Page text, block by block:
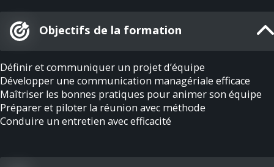
Objectifs de la formation
Définir et communiquer un projet d’équipe
Développer une communication managériale efficace
Maîtriser les bonnes pratiques pour animer son équipe
Préparer et piloter la réunion avec méthode
Conduire un entretien avec efficacité